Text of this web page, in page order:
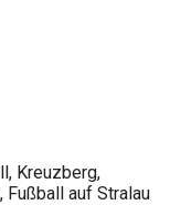
Kreuzberg,
Fußball auf Stralau